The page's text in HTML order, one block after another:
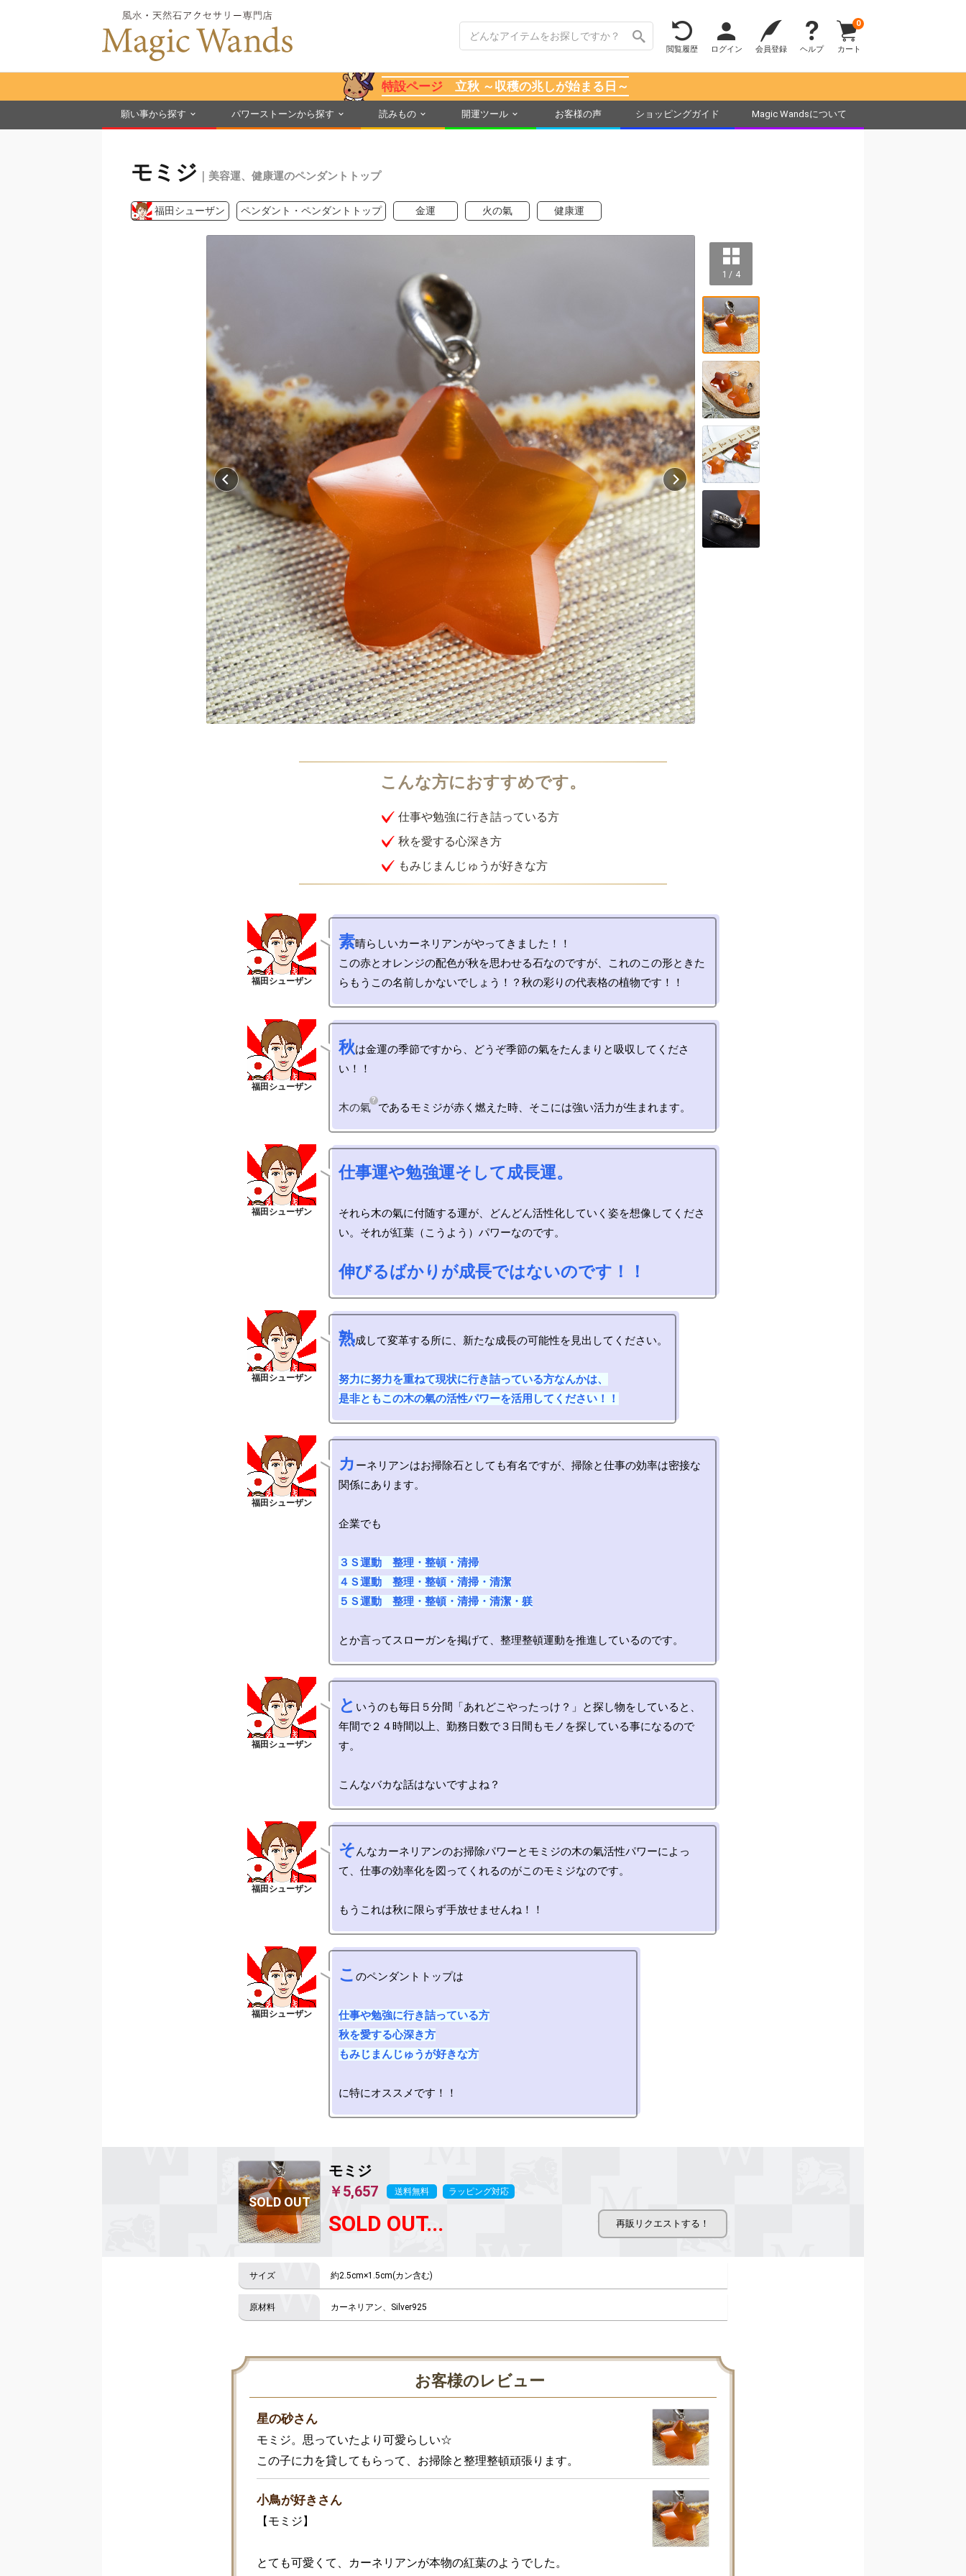
閲覧履歴 ログイン 会員登録 ヘルプ カート
0
特設ページ立秋 ～収穫の兆しが始まる日～
願い事から探す パワーストーンから探す 読みもの 開運ツール お客様の声 ショッピングガイド Magic Wandsについて
モミジ ｜美容運、健康運のペンダントトップ
福田シューザン ペンダント・ペンダントトップ 金運 火の氣 健康運
1 / 4
仕事や勉強に行き詰っている方
秋を愛する心深き方
もみじまんじゅうが好きな方
素晴らしいカーネリアンがやってきました！！
この赤とオレンジの配色が秋を思わせる石なのですが、これのこの形ときた
秋は金運の季節ですから、どうぞ季節の氣をたんまりと吸収してくださ
い！！
木の氣
仕事運や勉強運そして成長運。
それら木の氣に付随する運が、どんどん活性化していく姿を想像してくださ
い。それが紅葉（こうよう）パワーなのです。
伸びるばかりが成長ではないのです！！
熟成して変革する所に、新たな成長の可能性を見出してください。
努力に努力を重ねて現状に行き詰っている方なんかは、
是非ともこの木の氣の活性パワーを活用してください！！
カ ーネリアンはお掃除石としても有名ですが、掃除と仕事の効率は密接な
関係にあります。
企業でも
３Ｓ運動　整理・整頓・清掃
４Ｓ運動　整理・整頓・清掃・清潔
５Ｓ運動　整理・整頓・清掃・清潔・躾
と いうのも毎日５分間「あれどこやったっけ？」と探し物をしていると、
年間で２４時間以上、勤務日数で３日間もモノを探している事になるので
す。
そんなカーネリアンのお掃除パワーとモミジの木の氣活性パワーによっ
て、仕事の効率化を図ってくれるのがこのモミジなのです。
こ のペンダントトップは
仕事や勉強に行き詰っている方
秋を愛する心深き方
もみじまんじゅうが好きな方
モミジ
￥5,657
送料無料 ラッピング対応
SOLD OUT...
約2.5cm×1.5cm(カン含む)
カーネリアン、Silver925
お客様のレビュー
星の砂さん
モミジ。思っていたより可愛らしい☆
この子に力を貸してもらって、お掃除と整理整頓頑張ります。
小鳥が好きさん
【モミジ】
とても可愛くて、カーネリアンが本物の紅葉のようでした。